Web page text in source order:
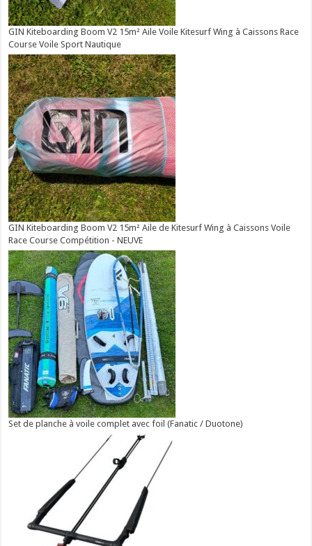
GIN Kiteboarding Boom V2 15m² Aile Voile Kitesurf Wing à Caissons Race
Course Voile Sport Nautique
GIN Kiteboarding Boom V2 15m² Aile de Kitesurf Wing à Caissons Voile
Race Course Compétition - NEUVE
Set de planche à voile complet avec foil (Fanatic / Duotone)